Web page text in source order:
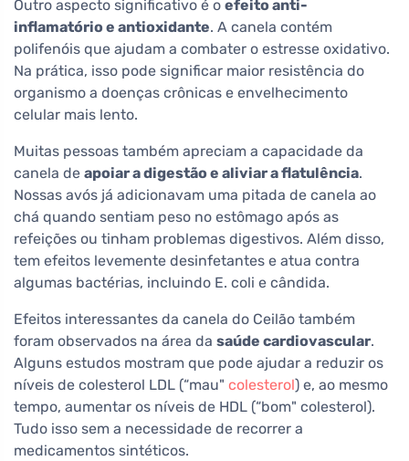
Outro aspecto significativo é o efeito anti-
inflamatório e antioxidante. A canela contém
polifenóis que ajudam a combater o estresse oxidativo.
Na prática, isso pode significar maior resistência do
organismo a doenças crônicas e envelhecimento
celular mais lento.
Muitas pessoas também apreciam a capacidade da
canela de apoiar a digestão e aliviar a flatulência.
Nossas avós já adicionavam uma pitada de canela ao
chá quando sentiam peso no estômago após as
refeições ou tinham problemas digestivos. Além disso,
tem efeitos levemente desinfetantes e atua contra
algumas bactérias, incluindo E. coli e cândida.
Efeitos interessantes da canela do Ceilão também
foram observados na área da saúde cardiovascular.
Alguns estudos mostram que pode ajudar a reduzir os
níveis de colesterol LDL (“mau" colesterol) e, ao mesmo
tempo, aumentar os níveis de HDL (“bom" colesterol).
Tudo isso sem a necessidade de recorrer a
medicamentos sintéticos.